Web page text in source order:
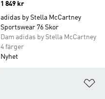
Price
1 849 kr
adidas by Stella McCartney
Sportswear 76 Skor
Dam adidas by Stella McCartney
4 färger
Nyhet